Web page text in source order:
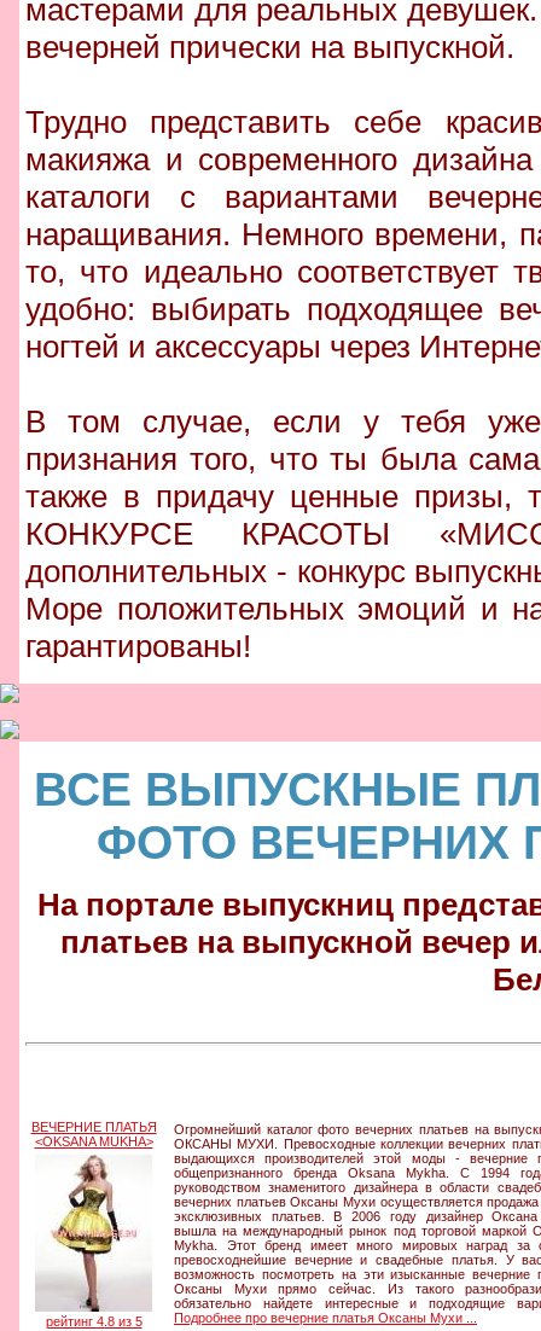
мастерами для реальных
вечерней прически на выпускной.
Трудно представить себе
макияжа и современного
каталоги с вариантами
наращивания. Немного времени,
то, что идеально соответствует
удобно: выбирать подходящее
ногтей и аксессуары через
В том случае, если у тебя
признания того, что ты была
также в придачу ценные призы,
КОНКУРСЕ КРАСОТЫ
дополнительных - конкурс
Море положительных эмоций и
гарантированы!
ВСЕ ВЫПУСКНЫЕ
ФОТО ВЕЧЕРНИХ
На портале выпускниц
платьев на выпускной вечер
ВЕЧЕРНИЕ ПЛАТЬЯ
<OKSANA MUKHA>
рейтинг 4.8 из 5
Огромнейший каталог фото вечерних платьев на
ОКСАНЫ МУХИ. Превосходные коллекции вечерних
выдающихся производителей этой моды - вечерние
общепризнанного бренда Oksana Mykha. С 1994
руководством знаменитого дизайнера в области
вечерних платьев Оксаны Мухи осуществляется
эксклюзивных платьев. В 2006 году дизайнер
вышла на международный рынок под торговой маркой
Mykha. Этот бренд имеет много мировых наград за
превосходнейшие вечерние и свадебные платья. У
возможность посмотреть на эти изысканные вечерние
Оксаны Мухи прямо сейчас. Из такого
обязательно найдете интересные и подходящие
Подробнее про вечерние платья Оксаны Мухи ...